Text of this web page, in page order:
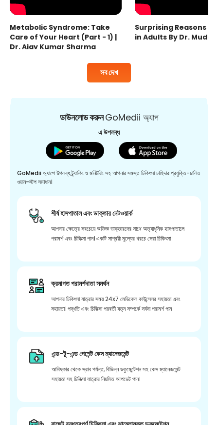
সব দেখ
Metabolic Syndrome: Take
Care of Your Heart (Part - 1) |
Dr. Ajay Kumar Sharma
Surprising Reasons
in Adults By Dr.
ডাউনলোড করুনGoMedii অ্যাপ
এ উপলব্ধ
GoMedii অ্যাপে উপলব্ধ ট্র্যাকিং ও মনিটরিং সহ আপনার সমস্ত চিকিৎসা চাহিদার প্রযুক্তি-চালিত
ওয়ান-স্টপ সমাধান।
শীর্ষ হাসপাতাল এবং ডাক্তার নেটওয়ার্ক
আপনার ক্ষেত্রে সবচেয়ে অভিজ্ঞ ডাক্তারদের সাথে অত্যাধুনিক হাসপাতালে
পরামর্শ এবং চিকিত্সা পান। একটি সাশ্রয়ী মূল্যের খরচে সেরা চিকিৎসা।
ক্রমাগত পরামর্শদাতা সমর্থন
আপনার চিকিৎসা যাত্রার সময় 24x7 মেডিকেল কাউন্সেলর সহায়তা এবং
সহায়তা। পদ্ধতি এবং চিকিত্সা পরবর্তী যত্ন সম্পর্কে সর্বদা পরামর্শ পান।
এন্ড-টু-এন্ড পেশেন্ট কেস ম্যানেজমেন্ট
আবিষ্কার থেকে স্রাব পর্যন্ত, বিভিন্ন ডকুমেন্টেশন সহ কেস ম্যানেজমেন্ট
সহায়তা সহ চিকিত্সা যাত্রার নিয়মিত আপডেট পান।